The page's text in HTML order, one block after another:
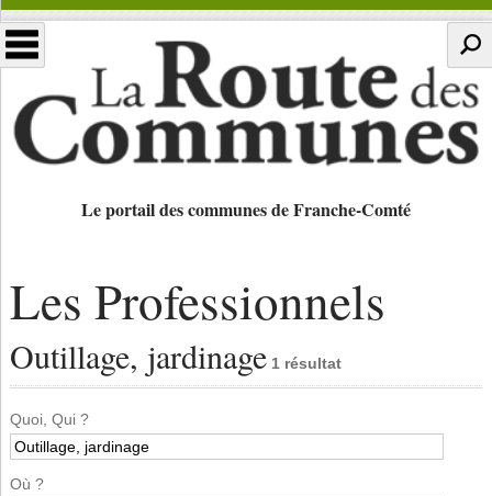
Le portail des communes de Franche-Comté
Les Professionnels
Outillage, jardinage 1 résultat
Quoi, Qui ?
Où ?